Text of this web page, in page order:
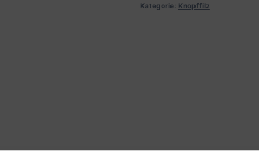
Kategorie: Knopffilz